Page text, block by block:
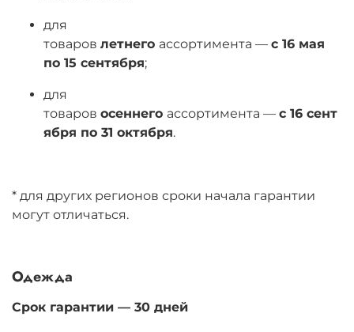
для
товаров летнего ассортимента — с 16 мая
по 15 сентября;
для
товаров осеннего ассортимента — с 16 сент
ября по 31 октября.
* для других регионов сроки начала гарантии
могут отличаться.
Одежда
Срок гарантии — 30 дней